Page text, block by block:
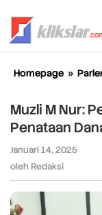
konten
Homepage »
Muzli M Nur:
Penataan
Januari 14, 2025
oleh Redaksi